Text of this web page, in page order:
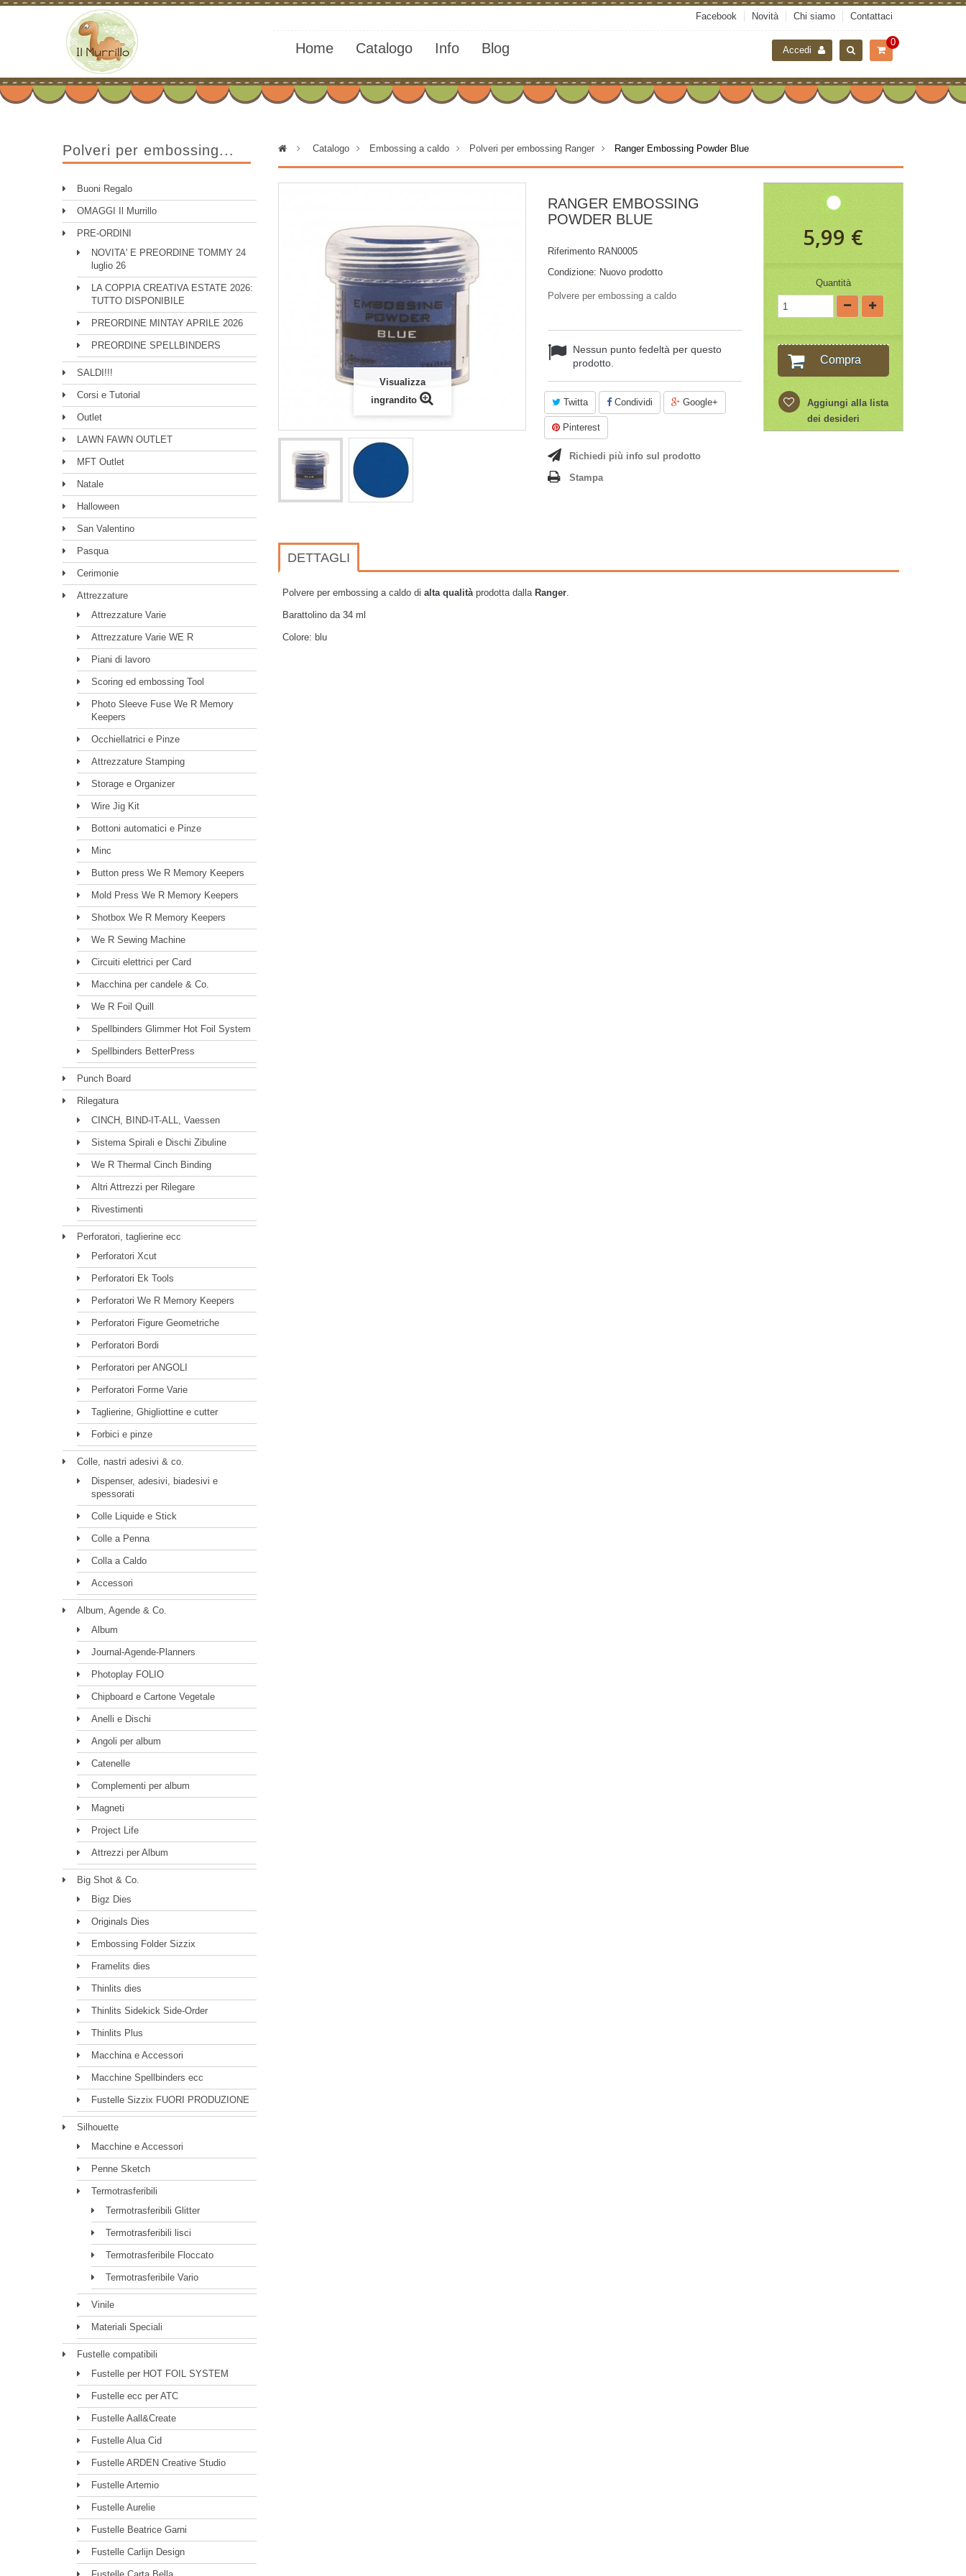
Facebook Novità Chi siamo Contattaci
0
Home Catalogo Info Blog Accedi
Polveri per embossing...
Buoni Regalo
OMAGGI Il Murrillo
PRE-ORDINI
NOVITA' E PREORDINE TOMMY 24
luglio 26
LA COPPIA CREATIVA ESTATE 2026:
TUTTO DISPONIBILE
PREORDINE MINTAY APRILE 2026
PREORDINE SPELLBINDERS
SALDI!!!
Corsi e Tutorial
Outlet
LAWN FAWN OUTLET
MFT Outlet
Natale
Halloween
San Valentino
Pasqua
Cerimonie
Attrezzature
Attrezzature Varie
Attrezzature Varie WE R
Piani di lavoro
Scoring ed embossing Tool
Photo Sleeve Fuse We R Memory
Keepers
Occhiellatrici e Pinze
Attrezzature Stamping
Storage e Organizer
Wire Jig Kit
Bottoni automatici e Pinze
Minc
Button press We R Memory Keepers
Mold Press We R Memory Keepers
Shotbox We R Memory Keepers
We R Sewing Machine
Circuiti elettrici per Card
Macchina per candele & Co.
We R Foil Quill
Spellbinders Glimmer Hot Foil System
Spellbinders BetterPress
Punch Board
Rilegatura
CINCH, BIND-IT-ALL, Vaessen
Sistema Spirali e Dischi Zibuline
We R Thermal Cinch Binding
Altri Attrezzi per Rilegare
Rivestimenti
Perforatori, taglierine ecc
Perforatori Xcut
Perforatori Ek Tools
Perforatori We R Memory Keepers
Perforatori Figure Geometriche
Perforatori Bordi
Perforatori per ANGOLI
Perforatori Forme Varie
Taglierine, Ghigliottine e cutter
Forbici e pinze
Colle, nastri adesivi & co.
Dispenser, adesivi, biadesivi e
spessorati
Colle Liquide e Stick
Colle a Penna
Colla a Caldo
Accessori
Album, Agende & Co.
Album
Journal-Agende-Planners
Photoplay FOLIO
Chipboard e Cartone Vegetale
Anelli e Dischi
Angoli per album
Catenelle
Complementi per album
Magneti
Project Life
Attrezzi per Album
Big Shot & Co.
Bigz Dies
Originals Dies
Embossing Folder Sizzix
Framelits dies
Thinlits dies
Thinlits Sidekick Side-Order
Thinlits Plus
Macchina e Accessori
Macchine Spellbinders ecc
Fustelle Sizzix FUORI PRODUZIONE
Silhouette
Macchine e Accessori
Penne Sketch
Termotrasferibili
Termotrasferibili Glitter
Termotrasferibili lisci
Termotrasferibile Floccato
Termotrasferibile Vario
Vinile
Materiali Speciali
Fustelle compatibili
Fustelle per HOT FOIL SYSTEM
Fustelle ecc per ATC
Fustelle Aall&Create
Fustelle Alua Cid
Fustelle ARDEN Creative Studio
Fustelle Artemio
Fustelle Aurelie
Fustelle Beatrice Garni
Fustelle Carlijn Design
> Catalogo > Embossing a caldo > Polveri per embossing Ranger > Ranger Embossing Powder Blue
Visualizza
ingrandito
RANGER EMBOSSING
POWDER BLUE
Riferimento RAN0005
Condizione: Nuovo prodotto
Polvere per embossing a caldo
Nessun punto fedeltà per questo
prodotto.
Twitta Condividi Google+
Pinterest
Richiedi più info sul prodotto
Stampa
5,99 €
Quantità
Compra
Aggiungi alla lista
dei desideri
DETTAGLI
Polvere per embossing a caldo di alta qualitàprodotta dalla Ranger.
Barattolino da 34 ml
Colore: blu